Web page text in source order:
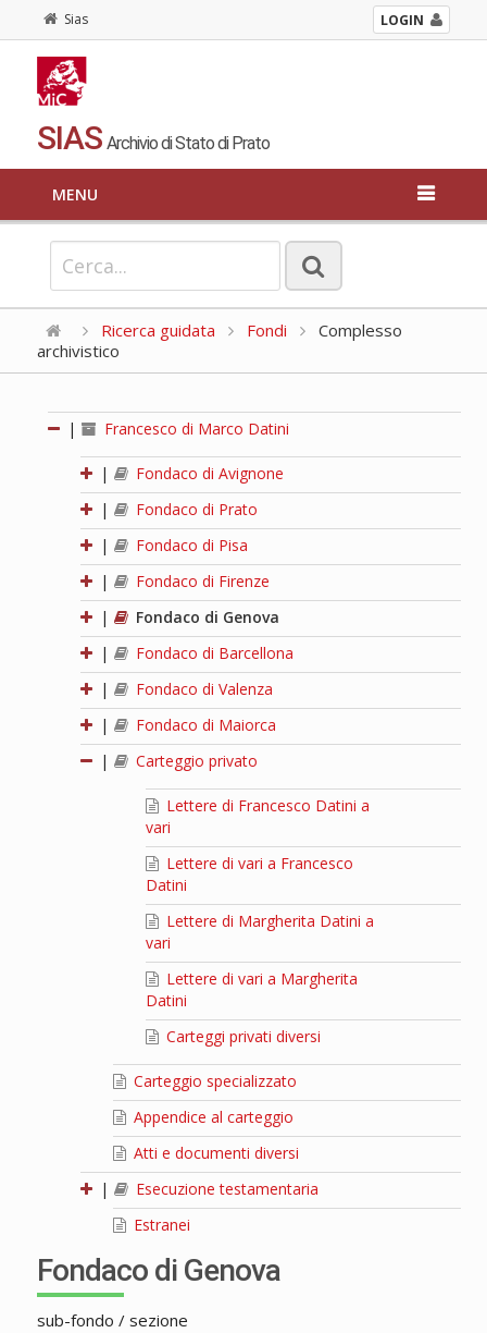
Sias LOGIN
SIAS Archivio di Stato di Prato
MENU
Ricerca guidata Fondi
Complesso
archivistico
| Francesco di Marco Datini
|
Fondaco di Avignone
|
Fondaco di Prato
|
Fondaco di Pisa
|
Fondaco di Firenze
|
Fondaco di Genova
|
Fondaco di Barcellona
|
Fondaco di Valenza
|
Fondaco di Maiorca
|
Carteggio privato
Lettere di Francesco Datini a
vari
Lettere di vari a Francesco
Datini
Lettere di Margherita Datini a
vari
Lettere di vari a Margherita
Datini
Carteggi privati diversi
Carteggio specializzato
Appendice al carteggio
Atti e documenti diversi
|
Esecuzione testamentaria
Estranei
Fondaco di Genova
sub-fondo / sezione